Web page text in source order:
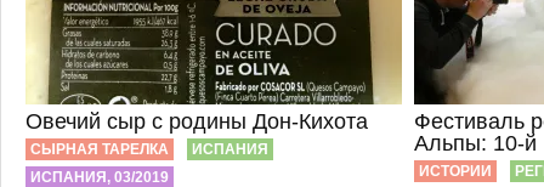
Овечий сыр с родины Дон-Кихота
СЫРНАЯ ТАРЕЛКА
ИСПАНИЯ
ИСПАНИЯ, 03/2019
Фестиваль
Альпы: 10-й
ИСТОРИИ